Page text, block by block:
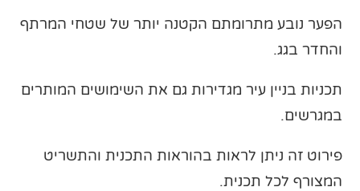
הפער נובע מתרומתם הקטנה יותר של שטחי המרתף
והחדר בגג.
תכניות בניין עיר מגדירות גם את השימושים המותרים
במגרשים.
פירוט זה ניתן לראות בהוראות התכנית והתשריט
המצורף לכל תכנית.